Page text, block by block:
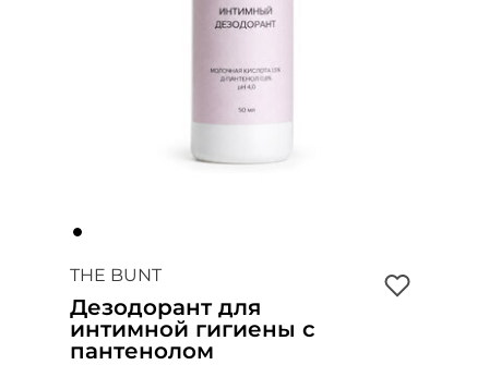
THE BUNT
Дезодорант для
интимной гигиены с
пантенолом